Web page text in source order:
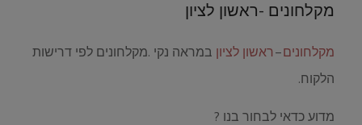
מקלחונים -ראשון לציון
מקלחונים– ראשון לציון במראה נקי .מקלחונים לפי דרישות
הלקוח.
מדוע כדאי לבחור בנו ?